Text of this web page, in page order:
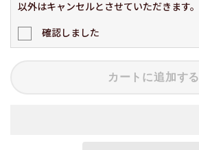
以外はキャンセルとさせていただきます。
確認しました
カートに追加する